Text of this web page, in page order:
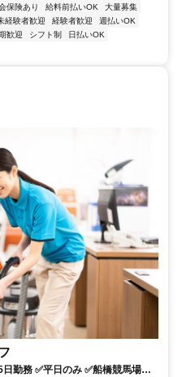
保険あり 給料前払いOK
大量募集
経験者歓迎 経験者歓迎
週払いOK
歓迎 シフト制
日払いOK
勤務 ✅平日のみ ✅船橋競馬場駅